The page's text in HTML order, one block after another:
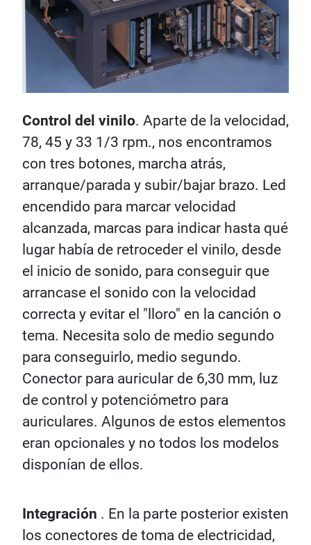
Control del vinilo. Aparte de la velocidad,
78, 45 y 33 1/3 rpm., nos encontramos
con tres botones, marcha atrás,
arranque/parada y subir/bajar brazo. Led
encendido para marcar velocidad
alcanzada, marcas para indicar hasta qué
lugar había de retroceder el vinilo, desde
el inicio de sonido, para conseguir que
arrancase el sonido con la velocidad
correcta y evitar el "lloro" en la canción o
tema. Necesita solo de medio segundo
para conseguirlo, medio segundo.
Conector para auricular de 6,30 mm, luz
de control y potenciómetro para
auriculares. Algunos de estos elementos
eran opcionales y no todos los modelos
disponían de ellos.
Integración . En la parte posterior existen
los conectores de toma de electricidad,